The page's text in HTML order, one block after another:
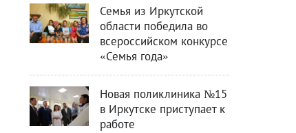
Семья из Иркутской
области победила во
всероссийском конкурсе
«Семья года»
Новая поликлиника №15
в Иркутске приступает к
работе